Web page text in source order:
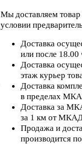
Мы доставляем
условии
Доставка
или после 18.00
Доставка
этаж курьер
Доставка
в пределах
Доставка за
за 1 км от
Продажа и
производится